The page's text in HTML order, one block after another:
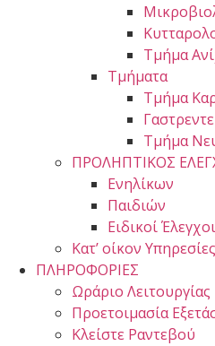
Τμήμα
Τμήματα
Τμήμα
Τμήμα
ΠΡΟΛΗΠΤΙΚΟΣ
Ενηλίκων
Παιδιών
Ειδικοί Έλεγχοι
Κατ’ οίκον Υπηρεσίες
ΠΛΗΡΟΦΟΡΙΕΣ
Ωράριο Λειτουργίας
Προετοιμασία
Κλείστε Ραντεβού